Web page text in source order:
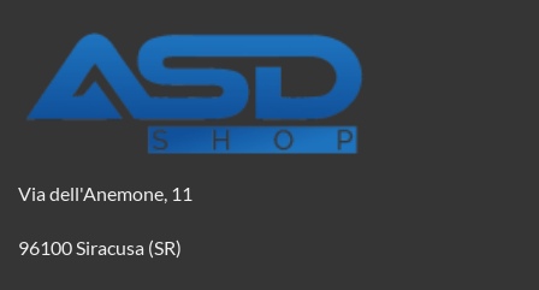
Via dell'Anemone, 11
96100 Siracusa (SR)